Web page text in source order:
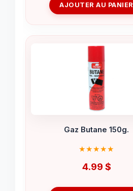
AJOUTER AU PANIER
Gaz Butane 150g.
4.99 $